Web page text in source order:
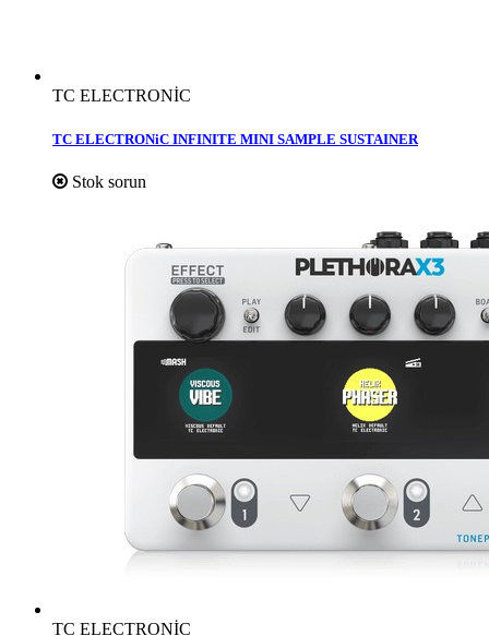
TC ELECTRONİC
TC ELECTRONiC INFINITE MINI SAMPLE SUSTAINER
Stok sorun
TC ELECTRONİC